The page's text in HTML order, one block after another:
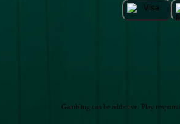
Gambling can be addictive. Play